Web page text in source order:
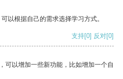
以根据自己的需求选择学习方式。
支持[0] 反对[0]
可以增加一些新功能，比如增加一个自